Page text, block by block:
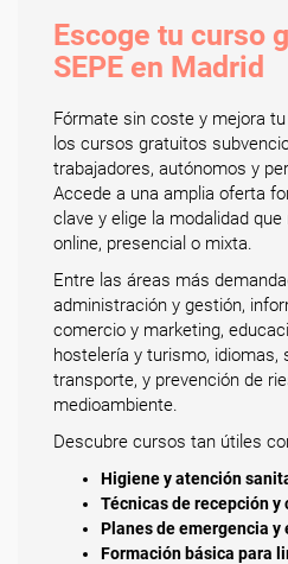
Escoge tu curso
SEPE en Madrid
Fórmate sin coste y mejora
los cursos gratuitos
trabajadores, autónomos y
Accede a una amplia oferta
clave y elige la modalidad
online, presencial o mixta.
Entre las áreas más
administración y gestión,
comercio y marketing,
hostelería y turismo, idiomas,
transporte, y prevención de
medioambiente.
Descubre cursos tan útiles
Higiene y atención
Técnicas de recepción y
Planes de emergencia y
Formación básica para